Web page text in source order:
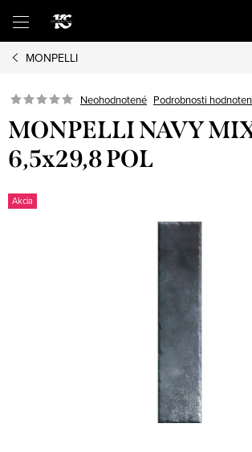
obsah
MONPELLI
Neohodnotené Podrobnosti
MONPELLI NAVY
6,5x29,8 POL
Akcia